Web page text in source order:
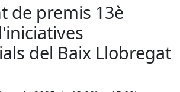
de premis 13è
del Baix Llobregat